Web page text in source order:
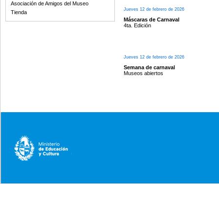
Asociación de Amigos del Museo
Tienda
Jueves 12 de febrero de 2026
Máscaras de Carnaval
4ta. Edición
Jueves 12 de febrero de 2026
Semana de carnaval
Museos abiertos